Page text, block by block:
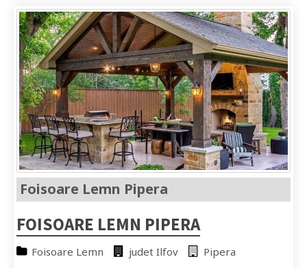
Foisoare Lemn Pipera
FOISOARE LEMN PIPERA
Foisoare Lemn judet Ilfov Pipera